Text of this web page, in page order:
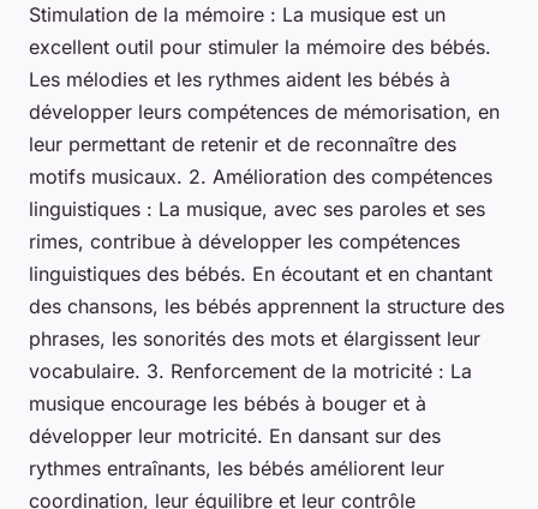
Stimulation de la mémoire : La musique est un
excellent outil pour stimuler la mémoire des bébés.
Les mélodies et les rythmes aident les bébés à
développer leurs compétences de mémorisation, en
leur permettant de retenir et de reconnaître des
motifs musicaux. 2. Amélioration des compétences
linguistiques : La musique, avec ses paroles et ses
rimes, contribue à développer les compétences
linguistiques des bébés. En écoutant et en chantant
des chansons, les bébés apprennent la structure des
phrases, les sonorités des mots et élargissent leur
vocabulaire. 3. Renforcement de la motricité : La
musique encourage les bébés à bouger et à
développer leur motricité. En dansant sur des
rythmes entraînants, les bébés améliorent leur
coordination, leur équilibre et leur contrôle